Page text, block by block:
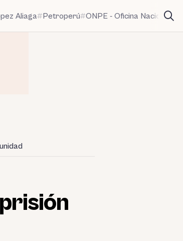
Aliaga Petroperú ONPE - Oficina Nacional